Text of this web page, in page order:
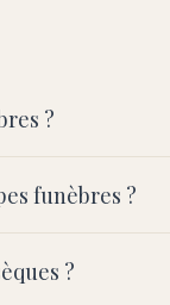
?
funèbres ?
?